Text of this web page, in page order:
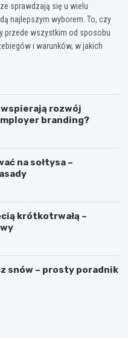
sprawdzają się u wielu
najlepszym wyborem. To, czy
przede wszystkim od sposobu
i warunków, w jakich
rozwój
branding?
na sołtysa –
krótkotrwałą –
snów – prosty poradnik